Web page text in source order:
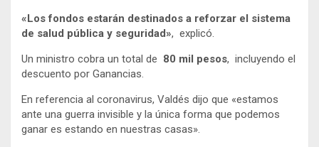
«Los fondos estarán destinados a reforzar el sistema
de salud pública y seguridad», explicó.
Un ministro cobra un total de 80 mil pesos, incluyendo el
descuento por Ganancias.
En referencia al coronavirus, Valdés dijo que «estamos
ante una guerra invisible y la única forma que podemos
ganar es estando en nuestras casas».